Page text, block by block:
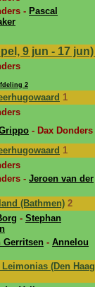
- Pascal
9 jun - 17
2
1
- Dax Donders
1
- Jeroen van der
(Bathmen) 2
- Stephan
Gerritsen - Annelou
Leimonias (Den